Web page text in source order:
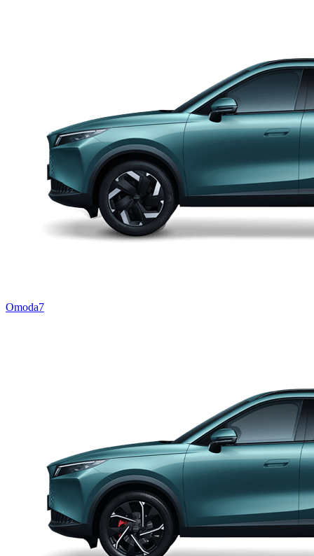
Omoda7